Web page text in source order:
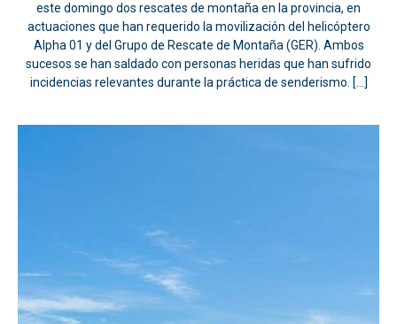
este domingo dos rescates de montaña en la provincia, en
actuaciones que han requerido la movilización del helicóptero
Alpha 01 y del Grupo de Rescate de Montaña (GER). Ambos
sucesos se han saldado con personas heridas que han sufrido
incidencias relevantes durante la práctica de senderismo. […]